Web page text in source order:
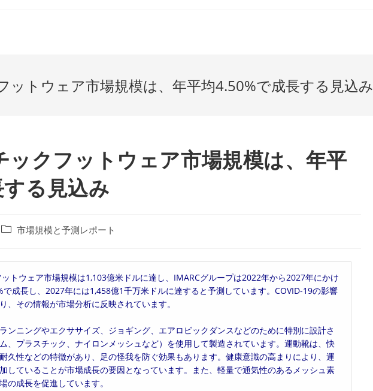
ットウェア市場規模は、年平均4.50%で成長する見込み
ックフットウェア市場規模は、年平
る見込み
投
ゴ
リ
ー:
市場規模と予測レポート
トウェア市場規模は1,103億米ドルに達し、IMARCグループは2022年から2027年にかけ
で成長し、2027年には1,458億1千万米ドルに達すると予測しています。COVID-19の影響
、その情報が市場分析に反映されています。
ンニングやエクササイズ、ジョギング、エアロビックダンスなどのために特別に設計さ
、プラスチック、ナイロンメッシュなど）を使用して製造されています。運動靴は、快
久性などの特徴があり、足の怪我を防ぐ効果もあります。健康意識の高まりにより、運
していることが市場成長の要因となっています。また、軽量で通気性のあるメッシュ素
の成長を促進しています。